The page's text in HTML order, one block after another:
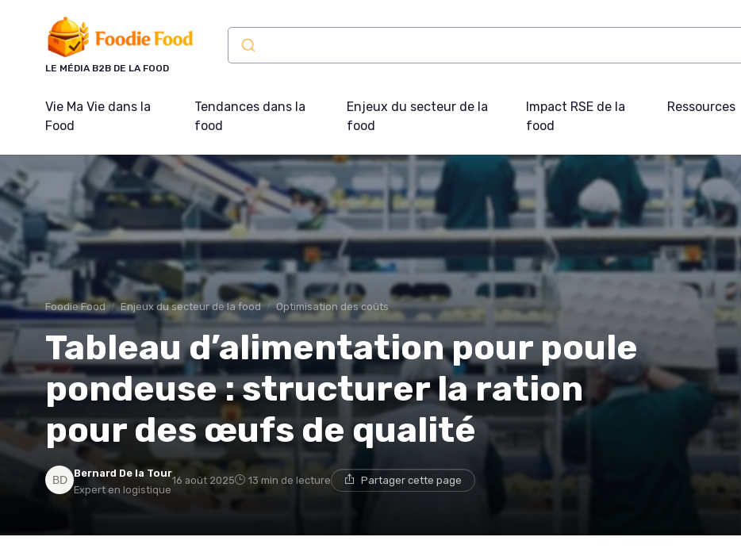
LE MÉDIA B2B DE LA FOOD
Vie Ma Vie dans la
Food
Tendances dans la
food
Enjeux du secteur de la
food
Impact RSE de la
food
Ressources
Foodie Food Enjeux du secteur de la food Optimisation des coûts
Tableau d’alimentation pour poule
pondeuse : structurer la ration
pour des œufs de qualité
Bernard De la Tour
Expert en logistique
16 août 2025 13 min de lecture Partager cette page